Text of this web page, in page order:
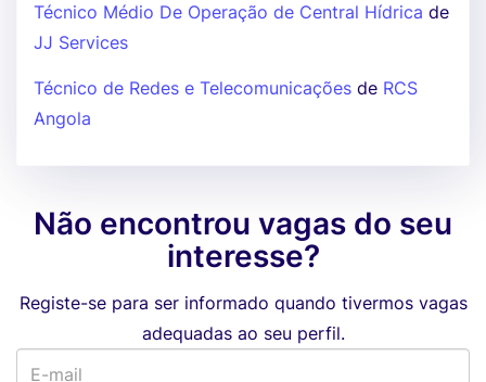
Técnico Médio De Operação de Central Hídrica de
JJ Services
Técnico de Redes e Telecomunicações de RCS
Angola
Não encontrou vagas do seu
interesse?
Registe-se para ser informado quando tivermos vagas
adequadas ao seu perfil.